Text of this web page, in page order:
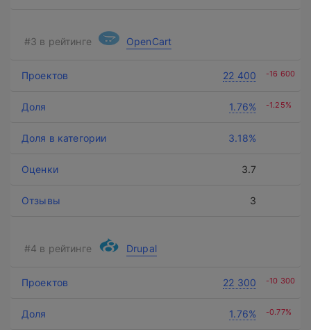
OpenCart
22 400 -16 600
1.76% -1.25%
3.18%
3.7
3
Drupal
22 300 -10 300
1.76% -0.77%